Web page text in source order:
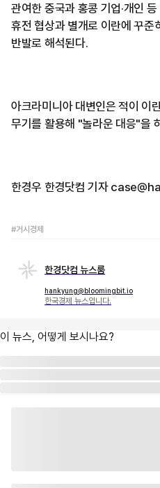
관여한 중국과 홍콩 기업·개인
휴전 협상과 별개로 이란에 꾸준
반발로 해석된다.
아크라미니아 대변인은 적이 이
무기를 활용해 "놀라운 대응"을
한경우 한경닷컴 기자
#거시경제
한경닷컴 뉴스룸
hankyung@bloomingbit.io
한국경제 뉴스입니다.
이 뉴스, 어떻게 보시나요?